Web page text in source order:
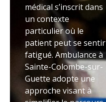
médical s’inscrit dans
un contexte
particulier où le
patient peut se sentir
fatigué. Ambulance à
Sainte-Colombe-sur-
Guette adopte une
approche visant à